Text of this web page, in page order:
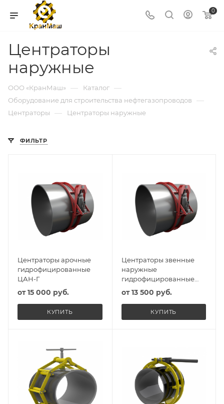
0
Центраторы
наружные
ООО «КранМаш» — Каталог —
Оборудование для строительства нефтегазопроводов —
Центраторы — Центраторы наружные
ФИЛЬТР
Центраторы арочные
гидрофицированные
ЦАН-Г
от15 000 руб.
КУПИТЬ
Центраторы звенные
наружные
гидрофицированные
ЦЗН-Г
от13 500 руб.
КУПИТЬ